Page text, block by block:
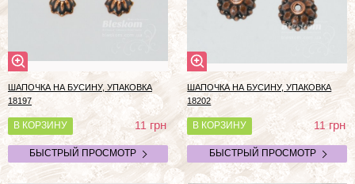
ШАПОЧКА НА БУСИНУ, УПАКОВКА
18197
В КОРЗИНУ 11 грн
БЫСТРЫЙ ПРОСМОТР
ШАПОЧКА НА БУСИНУ, УПАКОВКА
18202
В КОРЗИНУ 11грн
БЫСТРЫЙ ПРОСМОТР